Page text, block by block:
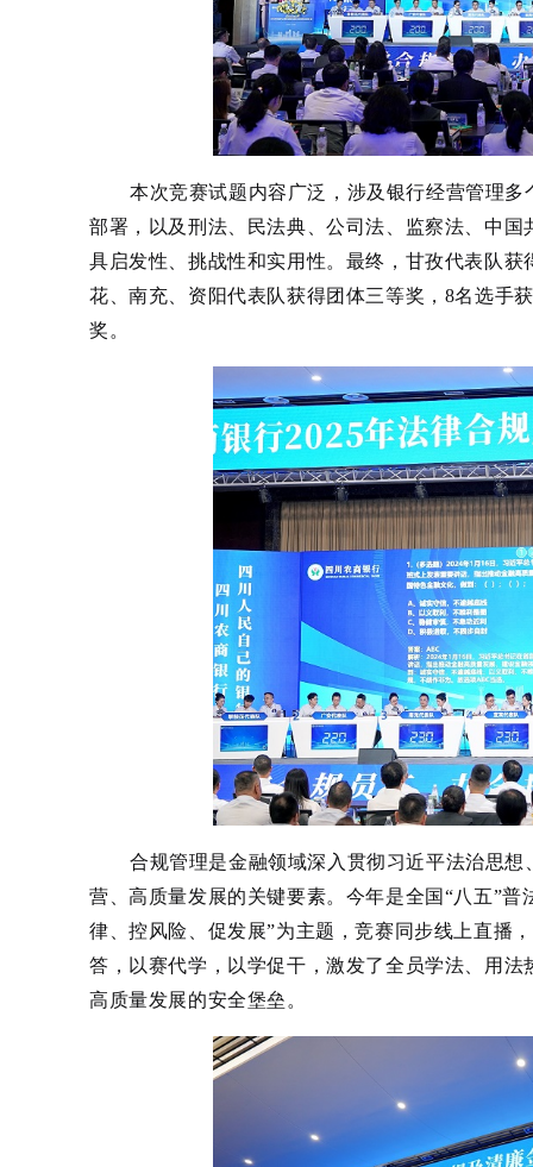
本次竞赛试题内容广泛，涉及银行经营管理
部署，以及刑法、民法典、公司法、监察法、中
具启发性、挑战性和实用性。最终，甘孜代表队
花、南充、资阳代表队获得团体三等奖，8名选手
奖。
合规管理是金融领域深入贯彻习近平法治思
营、高质量发展的关键要素。今年是全国“八五”
律、控风险、促发展”为主题，竞赛同步线上直播
答，以赛代学，以学促干，激发了全员学法、用
高质量发展的安全堡垒。